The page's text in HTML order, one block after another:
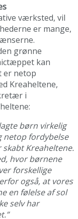
værksted, vil
er mange,
grønne
kan
er netop
Kreaheltene,
i
børn virkelig
netop fordybelse
Kreaheltene.
hvor børnene
forskellige
også, at vores
en følelse af sol
selv har